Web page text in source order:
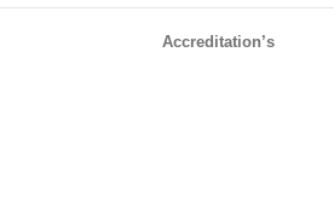
Accreditation’s